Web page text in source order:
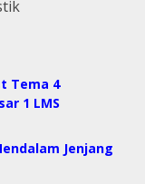
Tema 4
1 LMS
Jenjang